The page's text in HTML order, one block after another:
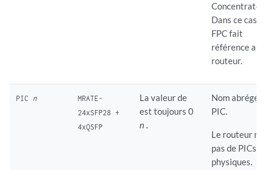
Dans ce cas,
FPC fait
référence au
routeur.
PIC n
MRATE-
24xSFP28 +
4xQSFP
La valeur de
est toujours 0
n.
Nom abrégé
PIC.
Le routeur n’a
pas de PICs
physiques.